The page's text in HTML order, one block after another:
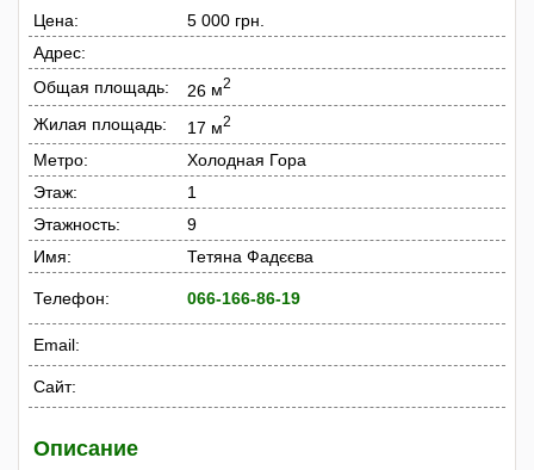
Цена:
5 000 грн.
Адрес:
Общая площадь:
26 м2
Жилая площадь: 17 м2
Метро:
Холодная Гора
Этаж:
1
Этажность:
9
Имя:
Тетяна Фадєєва
Телефон: 066-166-86-19
Email:
Сайт:
Описание